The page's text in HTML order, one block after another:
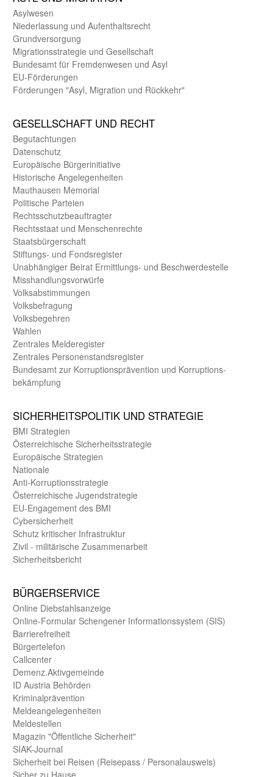
Asyl­wesen
Nieder­lassung und Aufent­halts­recht
Grund­versorgung
Migrations­strategie und Gesell­schaft
Bundes­amt für Fremden­wesen und Asyl
EU-Förde­rungen
Förderungen "Asyl, Migration und Rückkehr"
GE­SELL­SCHAFT UND RECHT
Begut­achtungen
Daten­schutz
Europäische Bürger­initiative
Historische Angelegen­heiten
Mauthausen Memorial
Politische Parteien
Rechts­schutz­beauftragter
Rechts­staat und Menschen­rechte
Staats­bürger­schaft
Stiftungs- und Fonds­register
Unab­hängiger Beirat Ermittlungs- und Beschwerde­stelle
Misshandlungs­vorwürfe
Volks­abstimmungen
Volks­befragung
Volks­begehren
Wahlen
Zentrales Melde­register
Zentrales Personen­stands­register
Bundes­amt zur Korrup­tions­prävention und Korrup­tions­
bekämpfung
SICHER­HEITS­POLITIK UND STRATEGIE
BMI Strategien
Öster­reichische Sicherheits­strategie
Europäische Strategien
Nationale
Anti-Korruptions­strategie
Öster­reichische Jugend­strategie
EU-Engagement des BMI
Cybersicherheit
Schutz kritischer Infra­struktur
Zivil - militärische Zusammen­arbeit
Sicherheits­bericht
BÜRGER­SERVICE
Online Diebstahls­anzeige
Online-Formular Schengener Informationssystem (SIS)
Barriere­freiheit
Bürger­telefon
Call­center
Demenz.Aktiv­gemeinde
ID Austria Behörden
Kriminal­prävention
Melde­an­ge­le­gen­heiten
Meld­estellen
Magazin "Öffentliche Sicherheit"
SIAK-Journal
Sicherheit bei Reisen (Reise­pass / Personal­ausweis)
Sicher zu Hause